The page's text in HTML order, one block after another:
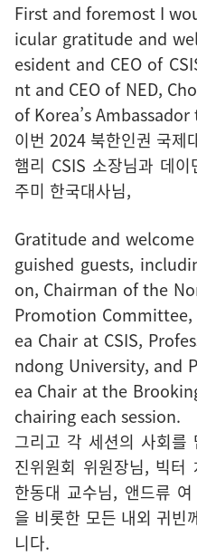
First and foremost I
icular gratitude and
esident and CEO of
nt and CEO of NED,
of Korea’s
이번 2024 북한인권 국제
햄리 CSIS 소장님과 데
주미 한국대사님,
Gratitude and
guished guests,
on, Chairman of the
Promotion Committee,
ea Chair at CSIS,
ndong University, and
ea Chair at the
chairing each session.
그리고 각 세션의 사회를
진위원회 위원장님, 빅터
한동대 교수님, 앤드류
을 비롯한 모든 내외 귀빈
니다.